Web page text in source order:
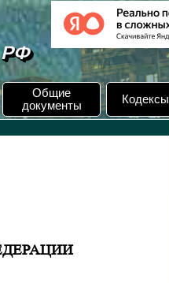
Общие
документы
РФ